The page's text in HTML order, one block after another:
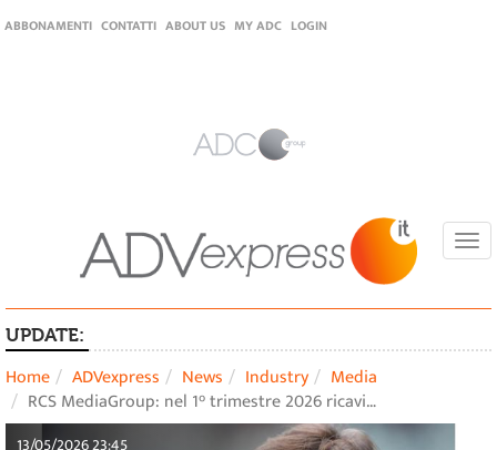
ABBONAMENTI CONTATTI ABOUT US MY ADC LOGIN
UPDATE:
Home ADVexpress News Industry
Media
RCS MediaGroup: nel 1° trimestre 2026 ricavi…
13/05/2026 23:45